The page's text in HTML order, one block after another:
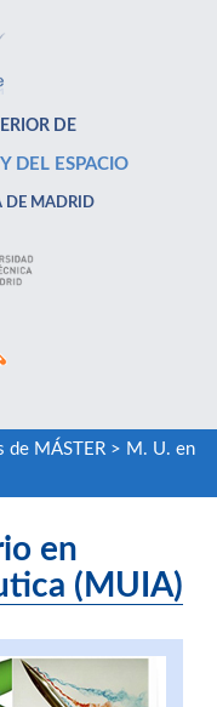
DE
DEL ESPACIO
DE MADRID
de MÁSTER> M. U. en
en
(MUIA)